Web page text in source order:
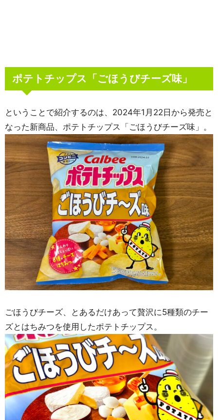
ポテトチップス「ごほうびチーズ味」
ということで紹介するのは、2024年1月22日から発売と
なった新商品、ポテトチップス「ごほうびチーズ味」。
ごほうびチーズ、とあるだけあって贅沢に5種類のチー
ズとはちみつを使用したポテトチップス。